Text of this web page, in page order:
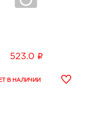
523.0 i